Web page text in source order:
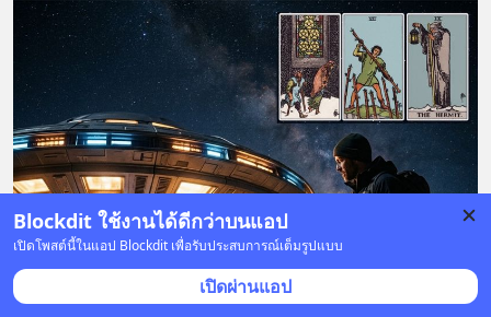
Blockdit ใช้งานได้ดีกว่าบนแอป
เปิดโพสต์นี้ในแอป Blockdit เพื่อรับประสบการณ์เต็มรูปแบบ
เปิดผ่านแอป